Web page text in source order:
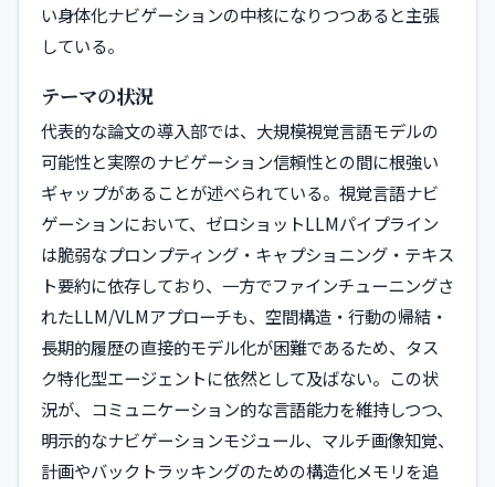
い身体化ナビゲーションの中核になりつつあると主張
している。
テーマの状況
代表的な論文の導入部では、大規模視覚言語モデルの
可能性と実際のナビゲーション信頼性との間に根強い
ギャップがあることが述べられている。視覚言語ナビ
ゲーションにおいて、ゼロショットLLMパイプライン
は脆弱なプロンプティング・キャプショニング・テキス
ト要約に依存しており、一方でファインチューニングさ
れたLLM/VLMアプローチも、空間構造・行動の帰結・
長期的履歴の直接的モデル化が困難であるため、タス
ク特化型エージェントに依然として及ばない。この状
況が、コミュニケーション的な言語能力を維持しつつ、
明示的なナビゲーションモジュール、マルチ画像知覚、
計画やバックトラッキングのための構造化メモリを追